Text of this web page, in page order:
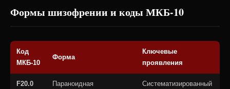
Формы шизофрении и коды МКБ-10
Код
МКБ-10
Форма
Ключевые
проявления
F20.0
Параноидная
Систематизированный